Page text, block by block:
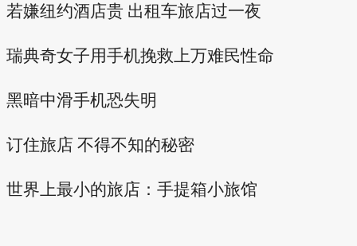
若嫌纽约酒店贵 出租车旅店过一夜
瑞典奇女子用手机挽救上万难民性命
黑暗中滑手机恐失明
订住旅店 不得不知的秘密
世界上最小的旅店：手提箱小旅馆